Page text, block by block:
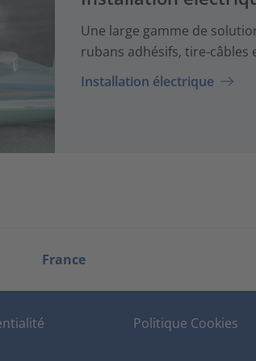
Une large gamme de
rubans adhésifs, tire-
Installation électrique
France
Politique Cookies